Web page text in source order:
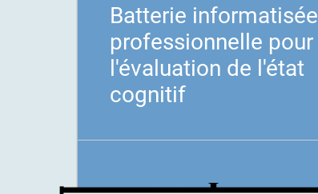
Batterie informatisée
professionnelle pour
l'évaluation de l'état
cognitif